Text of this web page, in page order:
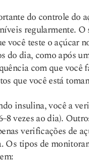
do controle do
regularmente. O
você teste o açúcar
do dia, como após
com que você
que você está
insulina, você a
vezes ao dia).
verificações de
Os tipos de